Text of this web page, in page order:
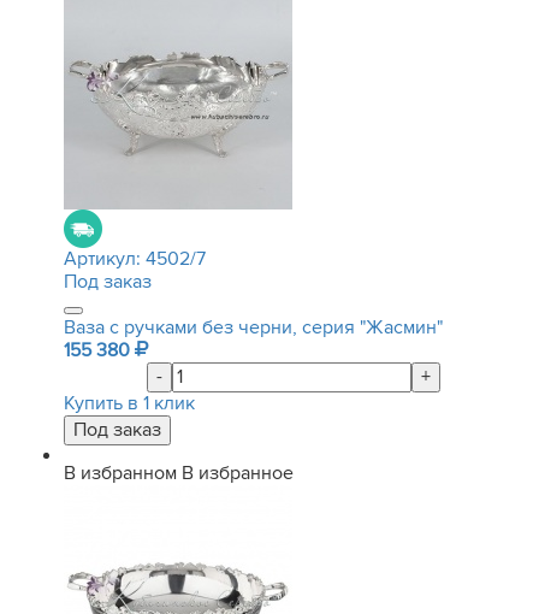
Артикул: 4502/7
Под заказ
Ваза с ручками без черни, серия "Жасмин"
155 380
-
+
Купить в 1 клик
В избранном В избранное